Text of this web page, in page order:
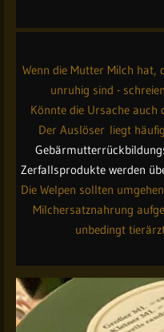
Wenn die Mutter Milch hat,
unruhig sind -
Könnte die Ursache auch
Der Auslöser liegt
Zerfallsprodukte werden
Die Welpen sollten
Milchersatznahrung
unbedingt